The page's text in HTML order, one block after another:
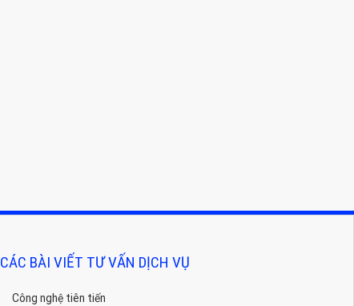
CÁC BÀI VIẾT TƯ VẤN DỊCH VỤ
Công nghệ tiên tiến